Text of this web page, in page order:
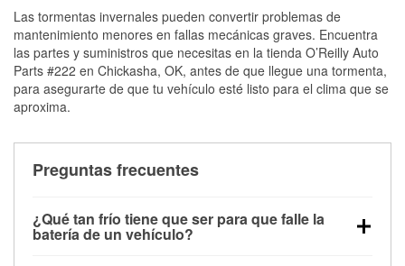
Las tormentas invernales pueden convertir problemas de
mantenimiento menores en fallas mecánicas graves. Encuentra
las partes y suministros que necesitas en la tienda O’Reilly Auto
Parts #222 en Chickasha, OK, antes de que llegue una tormenta,
para asegurarte de que tu vehículo esté listo para el clima que se
aproxima.
Preguntas frecuentes
¿Qué tan frío tiene que ser para que falle la
batería de un vehículo?